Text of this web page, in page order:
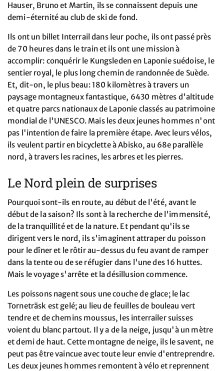
Hauser, Bruno et Martin, ils se connaissent depuis une
demi-éternité au club de ski de fond.
Ils ont un billet Interrail dans leur poche, ils ont passé près
de 70 heures dans le train et ils ont une mission à
accomplir: conquérir le Kungsleden en Laponie suédoise, le
sentier royal, le plus long chemin de randonnée de Suède.
Et, dit-on, le plus beau: 180 kilomètres à travers un
paysage montagneux fantastique, 6430 mètres d'altitude
et quatre parcs nationaux de Laponie classés au patrimoine
mondial de l'UNESCO. Mais les deux jeunes hommes n'ont
pas l'intention de faire la première étape. Avec leurs vélos,
ils veulent partir en bicyclette à Abisko, au 68e parallèle
nord, à travers les racines, les arbres et les pierres.
Le Nord plein de surprises
Pourquoi sont-ils en route, au début de l'été, avant le
début de la saison? Ils sont à la recherche de l'immensité,
de la tranquillité et de la nature. Et pendant qu'ils se
dirigent vers le nord, ils s'imaginent attraper du poisson
pour le dîner et le rôtir au-dessus du feu avant de ramper
dans la tente ou de se réfugier dans l'une des 16 huttes.
Mais le voyage s'arrête et la désillusion commence.
Les poissons nagent sous une couche de glace; le lac
Torneträsk est gelé; au lieu de feuilles de bouleau vert
tendre et de chemins moussus, les interrailer suisses
voient du blanc partout. Il y a de la neige, jusqu'à un mètre
et demi de haut. Cette montagne de neige, ils le savent, ne
peut pas être vaincue avec toute leur envie d'entreprendre.
Les deux jeunes hommes remontent à vélo et reprennent